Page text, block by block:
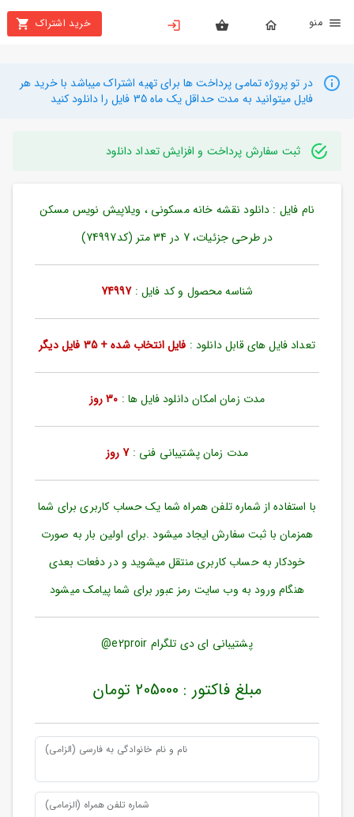
خرید اشتراک
بستن
محصولات
تهیه
راهنما
دانلود
ورود
به
بازیابی
رمز
مندی
ها
در تو پروژه تمامی پرداخت ها برای تهیه اشتراک میباشد با خرید هر
فایل میتوانید به مدت حداقل یک ماه 35 فایل را دانلود کنید
ثبت سفارش پرداخت و افزایش تعداد دانلود
نام فایل : دانلود نقشه خانه مسکونی ، ویلاپیش نویس مسکن
در طرحی جزئیات، 7 در 34 متر (کد74997)
شناسه محصول و کد فایل :74997
تعداد فایل های قابل دانلود : فایل انتخاب شده + 35 فایل دیگر
مدت زمان امکان دانلود فایل ها : 30 روز
مدت زمان پشتیبانی فنی :7 روز
با استفاده از شماره تلفن همراه شما یک حساب کاربری برای شما
همزمان با ثبت سفارش ایجاد میشود .برای اولین بار به صورت
خودکار به حساب کاربری منتقل میشوید و در دفعات بعدی
هنگام ورود به وب سایت رمز عبور برای شما پیامک میشود
پشتیبانی ای دی تلگرام e2proir@
مبلغ فاکتور : 205000 تومان
نام و نام خانوادگی به فارسی (الزامی)
شماره تلفن همراه (الزمامی)